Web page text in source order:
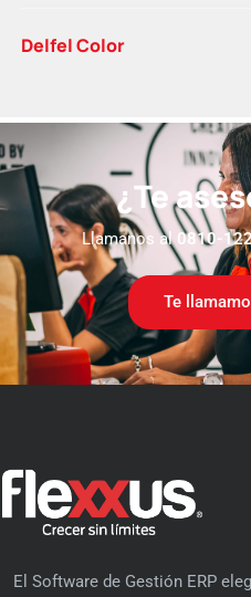
Delfel Color
¿Te
Llamanos al 0810-
Te
El Software de Gestión ERP